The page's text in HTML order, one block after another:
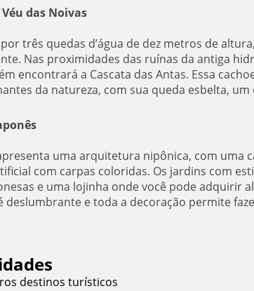
das Noivas
três quedas d’água de dez metros de
Nas proximidades das ruínas da antiga
encontrará a Cascata das Antas. Essa
da natureza, com sua queda esbelta,
uma arquitetura nipônica, com uma
com carpas coloridas. Os jardins com
e uma lojinha onde você pode adquirir
deslumbrante e toda a decoração permite
destinos turísticos
de Lindóia/SP